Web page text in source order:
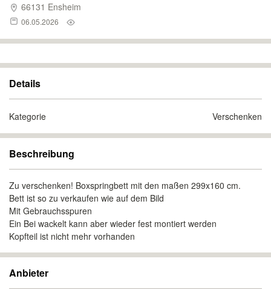
66131 Ensheim
06.05.2026
Details
Kategorie Verschenken
Beschreibung
Zu verschenken! Boxspringbett mit den maßen 299x160 cm.
Bett ist so zu verkaufen wie auf dem Bild
Mit Gebrauchsspuren
Ein Bei wackelt kann aber wieder fest montiert werden
Kopfteil ist nicht mehr vorhanden
Anbieter